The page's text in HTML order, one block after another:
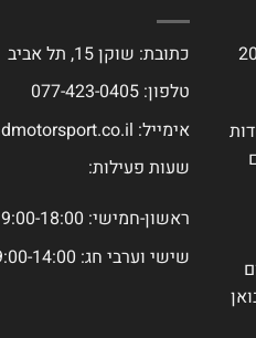
כתובת: שוקן 15, תל אביב
טלפון: 077-423-0405
אימייל:
שעות פעילות:
ראשון-חמישי: 9:00-18:00
שישי וערבי חג: 9:00-14:00